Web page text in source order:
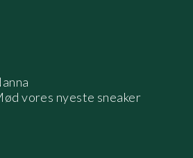
vores nyeste sneaker